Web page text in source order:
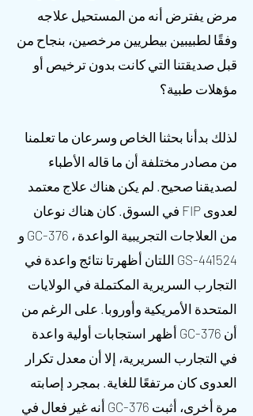
مرض يفترض أنه من المستحيل علاجه
وفقًا لطبيبين بيطريين مرخصين، بنجاح من
قبل صديقتنا التي كانت بدون ترخيص أو
مؤهلات طبية؟
لذلك بدأنا بحثنا الخاص وسرعان ما تعلمنا
من مصادر مختلفة أن ما قاله الأطباء
لصديقنا صحيح. لم يكن هناك علاج معتمد
لعدوى FIP في السوق. كان هناك نوعان
من العلاجات التجريبية الواعدة ، GC-376 و
GS-441524 اللتان أظهرتا نتائج واعدة في
التجارب السريرية المكتملة في الولايات
المتحدة الأمريكية وأوروبا. على الرغم من
أن GC-376 أظهر استجابات أولية واعدة
في التجارب السريرية، إلا أن معدل تكرار
العدوى كان مرتفعًا للغاية. بمجرد إصابته
مرة أخرى، أثبت GC-376 أنه غير فعال في